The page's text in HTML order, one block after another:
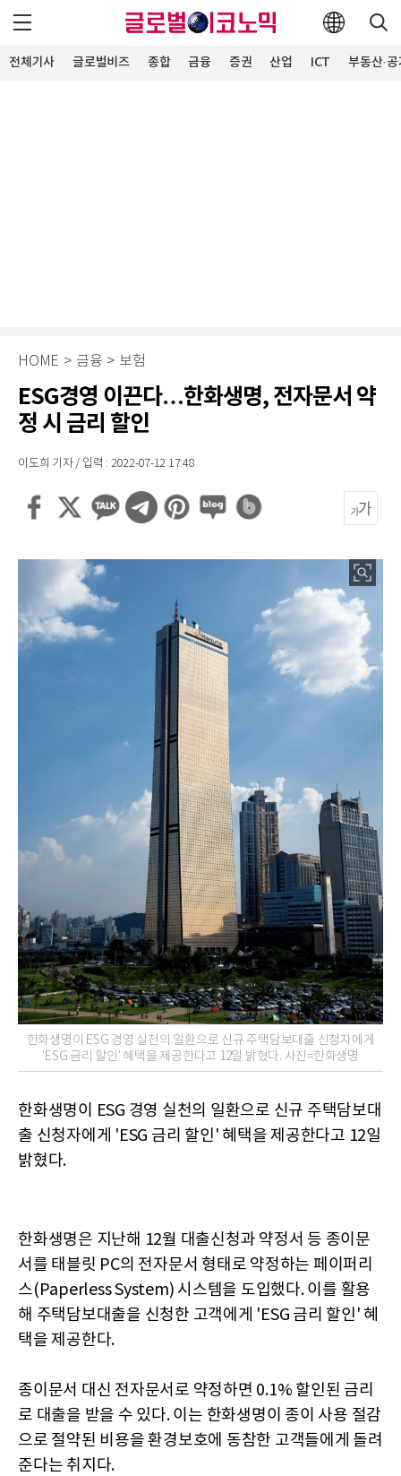
전체기사 글로벌비즈 종합 금융 증권 산업 ICT 부동산·
HOME > 금융 > 보험
ESG경영 이끈다…한화생명, 전자문서 약
정 시 금리 할인
이도희 기자 / 입력 : 2022-07-12 17:48
한화생명이 ESG 경영 실천의 일환으로 신규 주택담보대출 신청자에게
'ESG 금리 할인' 혜택을 제공한다고 12일 밝혔다. 사진=한화생명
한화생명이 ESG 경영 실천의 일환으로 신규 주택담보대
출 신청자에게 'ESG 금리 할인' 혜택을 제공한다고 12일
밝혔다.
한화생명은 지난해 12월 대출신청과 약정서 등 종이문
서를 태블릿 PC의 전자문서 형태로 약정하는 페이퍼리
스(Paperless System) 시스템을 도입했다. 이를 활용
해 주택담보대출을 신청한 고객에게 'ESG 금리 할인' 혜
택을 제공한다.
종이문서 대신 전자문서로 약정하면 0.1% 할인된 금리
로 대출을 받을 수 있다. 이는 한화생명이 종이 사용 절감
으로 절약된 비용을 환경보호에 동참한 고객들에게 돌려
준다는 취지다.